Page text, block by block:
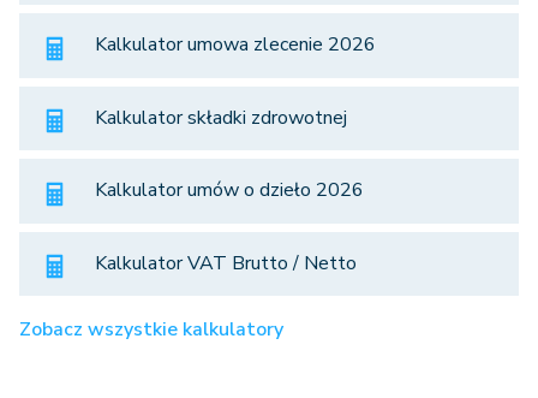
Kalkulator umowa zlecenie 2026
Kalkulator składki zdrowotnej
Kalkulator umów o dzieło 2026
Kalkulator VAT Brutto / Netto
Zobacz wszystkie kalkulatory